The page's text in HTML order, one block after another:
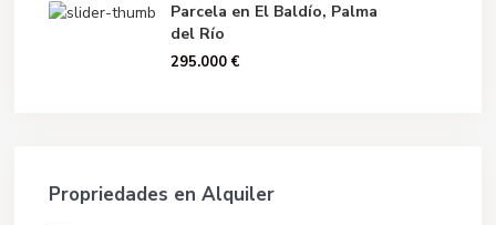
Parcela en El Baldío, Palma
del Río
295.000 €
Propriedades en Alquiler